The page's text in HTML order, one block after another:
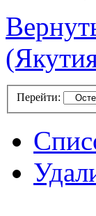
Перейти: